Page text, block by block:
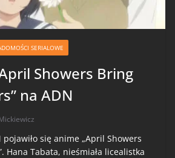
SERIALOWE
Showers Bring
na ADN
się anime „April Showers
Hana Tabata, nieśmiała licealistka